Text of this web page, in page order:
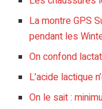
La montre GPS
pendant les
On confond
L’acide lactique
On le sait :